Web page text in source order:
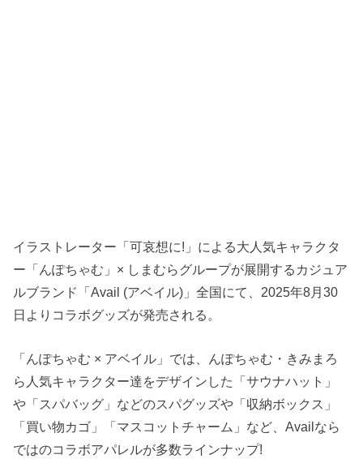
イラストレーター「可哀想に!」による大人気キャラクタ
ー「んぽちゃむ」× しまむらグループが展開するカジュア
ルブランド「Avail (アベイル)」全国にて、2025年8月30
日よりコラボグッズが発売される。
「んぽちゃむ × アベイル」では、んぽちゃむ・きみまろ
ら人気キャラクター達をデザインした「サウナハット」
や「スパバッグ」などのスパグッズや「収納ボックス」
「買い物カゴ」「マスコットチャーム」など、Availなら
ではのコラボアパレルが多数ラインナップ!